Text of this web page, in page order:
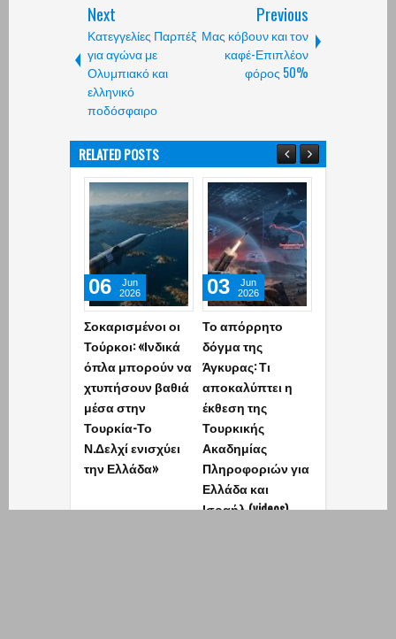
Next
Κατεγγελίες Παρπέξ
για αγώνα με
Ολυμπιακό και
ελληνικό
ποδόσφαιρο
Previous
Μας κόβουν και τον
καφέ-Επιπλέον
φόρος 50%
RELATED POSTS
Σοκαρισμένοι οι
Τούρκοι: «Ινδικά
όπλα μπορούν να
χτυπήσουν βαθιά
μέσα στην
Τουρκία-Το
Ν.Δελχί ενισχύει
την Ελλάδα»
06
Jun
2026
Το απόρρητο
δόγμα της
Άγκυρας: Τι
αποκαλύπτει η
έκθεση της
Τουρκικής
Ακαδημίας
Πληροφοριών για
Ελλάδα και
Ισραήλ (videos)
03
Jun
2026